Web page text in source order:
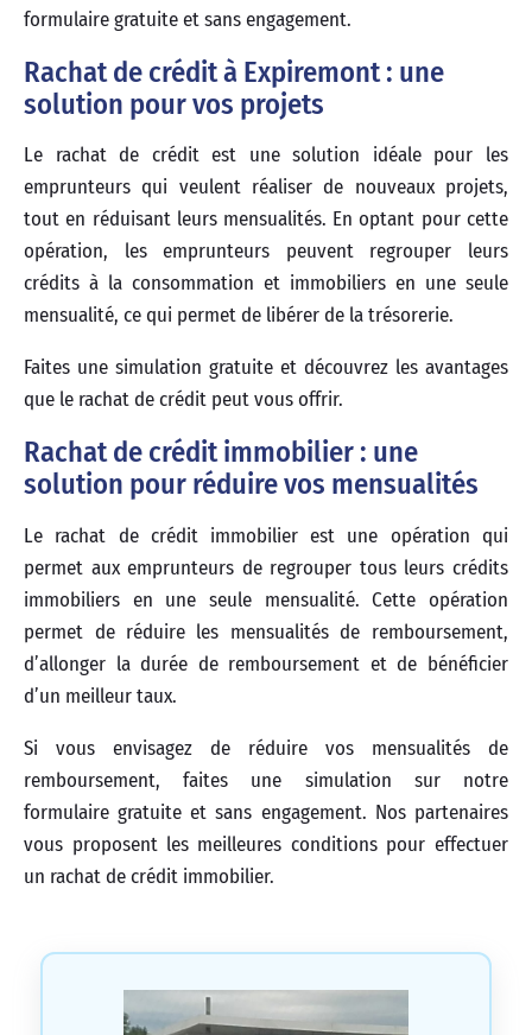
formulaire gratuite et sans engagement.
Rachat de crédit à Expiremont : une
solution pour vos projets
Le rachat de crédit est une solution idéale pour les
emprunteurs qui veulent réaliser de nouveaux projets,
tout en réduisant leurs mensualités. En optant pour cette
opération, les emprunteurs peuvent regrouper leurs
crédits à la consommation et immobiliers en une seule
mensualité, ce qui permet de libérer de la trésorerie.
Faites une simulation gratuite et découvrez les avantages
que le rachat de crédit peut vous offrir.
Rachat de crédit immobilier : une
solution pour réduire vos mensualités
Le rachat de crédit immobilier est une opération qui
permet aux emprunteurs de regrouper tous leurs crédits
immobiliers en une seule mensualité. Cette opération
permet de réduire les mensualités de remboursement,
d’allonger la durée de remboursement et de bénéficier
d’un meilleur taux.
Si vous envisagez de réduire vos mensualités de
remboursement, faites une simulation sur notre
formulaire gratuite et sans engagement. Nos partenaires
vous proposent les meilleures conditions pour effectuer
un rachat de crédit immobilier.